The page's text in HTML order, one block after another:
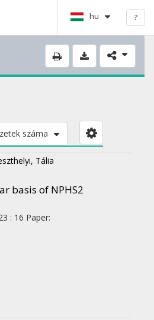
hu ?
száma
Tália
basis of NPHS2
: 16 Paper: